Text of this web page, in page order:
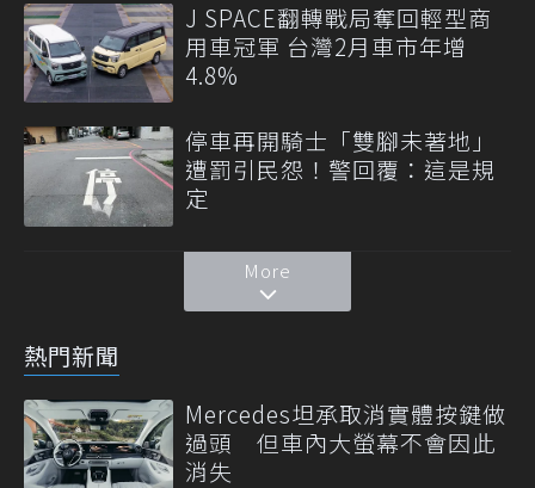
J SPACE翻轉戰局奪回輕型商
用車冠軍 台灣2月車市年增
4.8%
停車再開騎士「雙腳未著地」
遭罰引民怨！警回覆：這是規
定
More
熱門新聞
Mercedes坦承取消實體按鍵做
過頭 但車內大螢幕不會因此
消失